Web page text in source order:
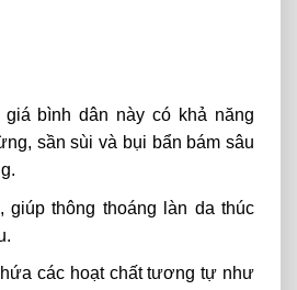
giá bình dân nàycó khả năng
sần sùi và bụi bẩn bám sâu
giúp thông thoáng làn da thúc
các hoạt chất tương tự như